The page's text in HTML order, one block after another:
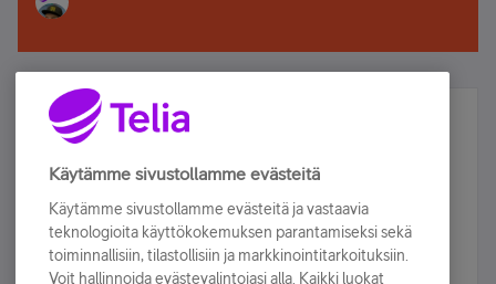
Älä jää paitsi – osallistu ja voita!
Tilaa Telian uutiskirje ja olet mukana arvonnassa.
sähköpostiisi.
Käytämme sivustollamme evästeitä
Käytämme sivustollamme evästeitä ja vastaavia
teknologioita käyttökokemuksen parantamiseksi sekä
toiminnallisiin, tilastollisiin ja markkinointitarkoituksiin.
Voit hallinnoida evästevalintojasi alla. Kaikki luokat